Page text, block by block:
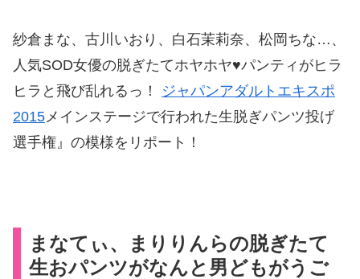
紗倉まな、古川いおり、白石茉莉奈、松岡ちな…、
人気SOD女優の脱ぎたてホヤホヤ♥パンティがヒラ
ヒラと飛び乱れるっ！ ジャパンアダルトエキスポ
2015メインステージで行われた生脱ぎパンツ投げ
選手権』の模様をリポート！
まなてぃ、まりりんらの脱ぎたて
生おパンツがなんと男どもがうご